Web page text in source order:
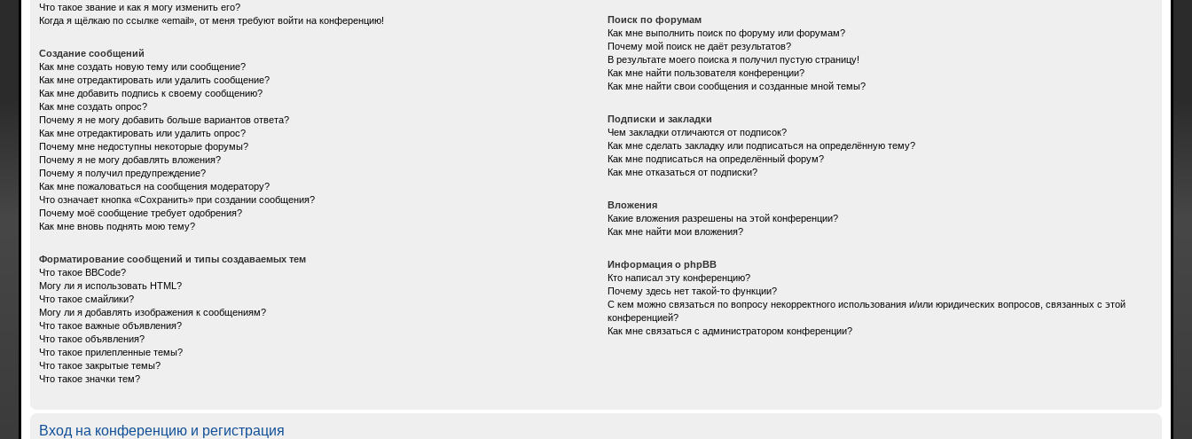
Что такое звание и как я могу изменить его?
Когда я щёлкаю по ссылке «email», от меня требуют войти на конференцию!
Создание сообщений
Как мне создать новую тему или сообщение?
Как мне отредактировать или удалить сообщение?
Как мне добавить подпись к своему сообщению?
Как мне создать опрос?
Почему я не могу добавить больше вариантов ответа?
Как мне отредактировать или удалить опрос?
Почему мне недоступны некоторые форумы?
Почему я не могу добавлять вложения?
Почему я получил предупреждение?
Как мне пожаловаться на сообщения модератору?
Что означает кнопка «Сохранить» при создании сообщения?
Почему моё сообщение требует одобрения?
Как мне вновь поднять мою тему?
Форматирование сообщений и типы создаваемых тем
Что такое BBCode?
Могу ли я использовать HTML?
Что такое смайлики?
Могу ли я добавлять изображения к сообщениям?
Что такое важные объявления?
Что такое объявления?
Что такое прилепленные темы?
Что такое закрытые темы?
Что такое значки тем?
Поиск по форумам
Как мне выполнить поиск по форуму или форумам?
Почему мой поиск не даёт результатов?
В результате моего поиска я получил пустую страницу!
Как мне найти пользователя конференции?
Как мне найти свои сообщения и созданные мной темы?
Подписки и закладки
Чем закладки отличаются от подписок?
Как мне сделать закладку или подписаться на определённую тему?
Как мне подписаться на определённый форум?
Как мне отказаться от подписки?
Вложения
Какие вложения разрешены на этой конференции?
Как мне найти мои вложения?
Информация о phpBB
Кто написал эту конференцию?
Почему здесь нет такой-то функции?
С кем можно связаться по вопросу некорректного использования и/или юридических вопросов, связанных с этой
конференцией?
Как мне связаться с администратором конференции?
Вход на конференцию и регистрация